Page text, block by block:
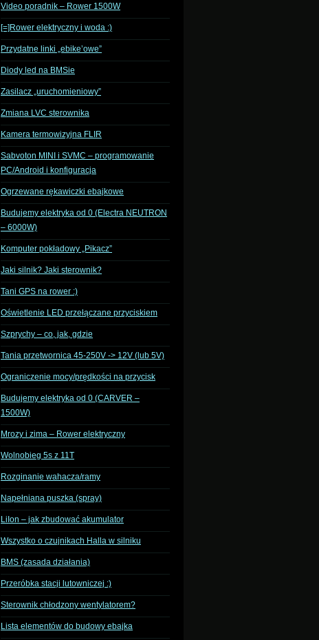
Video poradnik – Rower 1500W
[=]Rower elektryczny i woda :)
Przydatne linki „ebike’owe”
Diody led na BMSie
Zasilacz „uruchomieniowy”
Zmiana LVC sterownika
Kamera termowizyjna FLIR
Sabvoton MINI i SVMC – programowanie
PC/Android i konfiguracja
Ogrzewane rękawiczki ebajkowe
Budujemy elektryka od 0 (Electra NEUTRON
– 6000W)
Komputer pokładowy „Pikacz”
Jaki silnik? Jaki sterownik?
Tani GPS na rower :)
Oświetlenie LED przełączane przyciskiem
Szprychy – co, jak, gdzie
Tania przetwornica 45-250V -> 12V (lub 5V)
Ograniczenie mocy/prędkości na przycisk
Budujemy elektryka od 0 (CARVER –
1500W)
Mrozy i zima – Rower elektryczny
Wolnobieg 5s z 11T
Rozginanie wahacza/ramy
Napełniana puszka (spray)
LiIon – jak zbudować akumulator
Wszystko o czujnikach Halla w silniku
BMS (zasada działania)
Przeróbka stacji lutowniczej :)
Sterownik chłodzony wentylatorem?
Lista elementów do budowy ebajka